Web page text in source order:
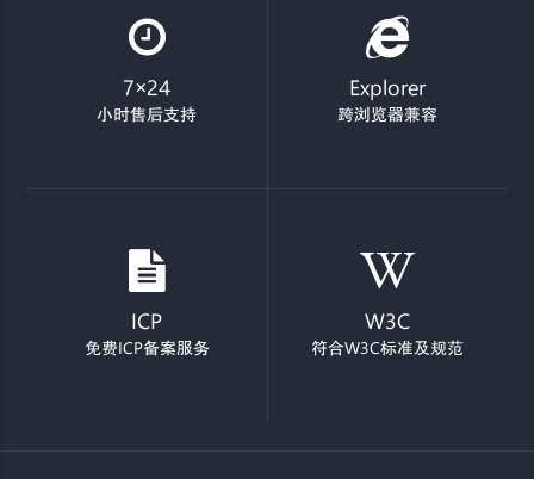
7×24
小时售后支持
Explorer
跨浏览器兼容
ICP
免费ICP备案服务
W3C
符合W3C标准及规范